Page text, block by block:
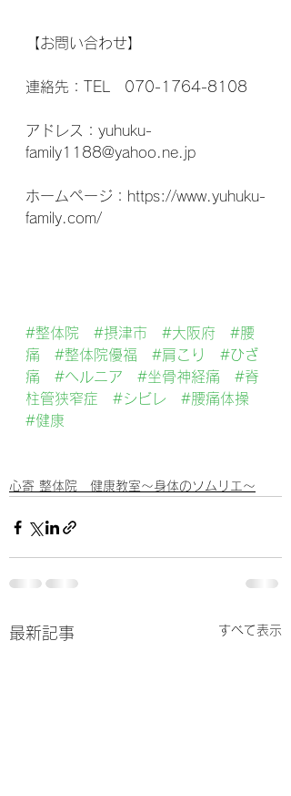
【お問い合わせ】
連絡先：TEL　070-1764-8108
アドレス：yuhuku-
family1188@yahoo.ne.jp
ホームページ：https://www.yuhuku-
family.com/
#整体院 #摂津市 #大阪府
#腰
痛
#整体院優福 #肩こり
#ひざ
痛
#ヘルニア #坐骨神経痛
#脊
柱管狭窄症
#シビレ
#腰痛体操
#健康
心寄 整体院 健康教室～身体のソムリエ～
最新記事 すべて表示